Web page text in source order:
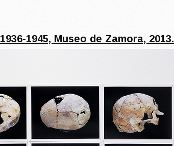
1936-1945, Museo de Zamora, 2013.